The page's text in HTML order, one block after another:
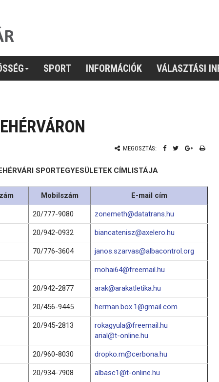
SPORT INFORMÁCIÓK VÁLASZTÁSI
MEGOSZTÁS:
SPORTEGYESÜLETEK CÍMLISTÁJA
Mobilszám E-mail cím
20/777-9080 zonemeth@datatrans.hu
20/942-0932 biancatenisz@axelero.hu
70/776-3604 janos.szarvas@albacontrol.org
mohai64@freemail.hu
20/942-2877 arak@arakatletika.hu
20/456-9445 herman.box.1@gmail.com
20/945-2813
rokagyula@freemail.hu
arial@t-online.hu
20/960-8030 dropko.m@cerbona.hu
20/934-7908 albasc1@t-online.hu